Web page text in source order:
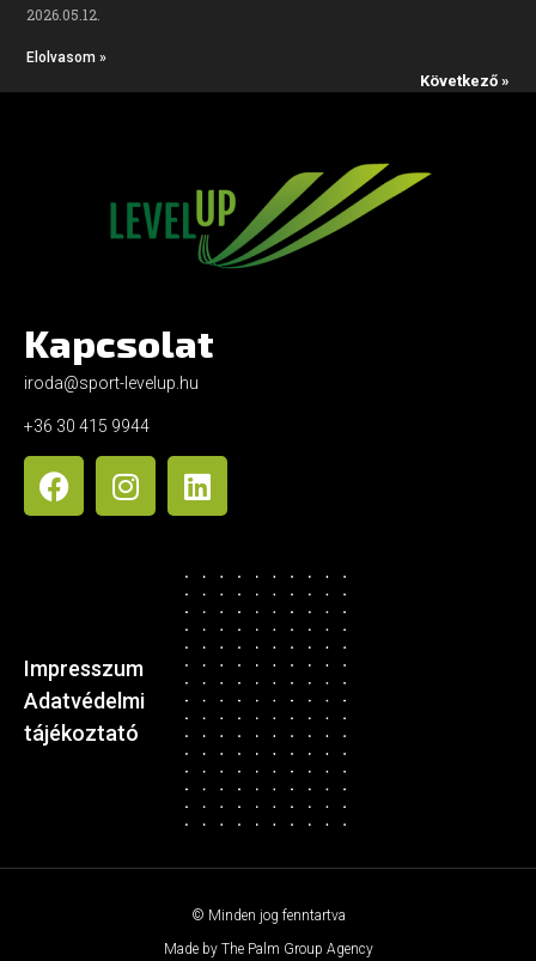
2026.05.12.
Elolvasom »
Következő »
Kapcsolat
iroda@sport-levelup.hu
+36 30 415 9944
Impresszum
Adatvédelmi
tájékoztató
© Minden jog fenntartva
Made by The Palm Group Agency